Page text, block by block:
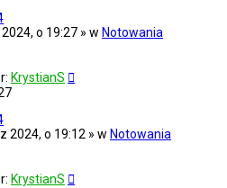
o 19:27 » w Notowania
KrystianS
2024, o 19:12 » w Notowania
KrystianS